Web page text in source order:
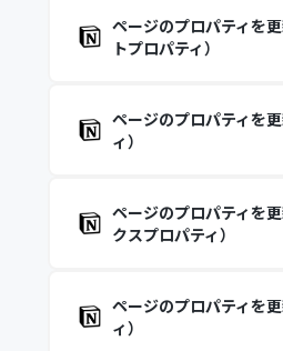
ページのプロパティを
トプロパティ）
ページのプロパティを
ィ）
ページのプロパティを
クスプロパティ）
ページのプロパティを
ィ）